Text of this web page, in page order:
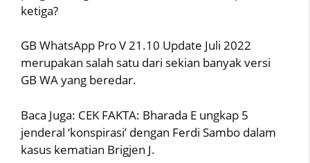
ketiga?
GB WhatsApp Pro V 21.10 Update Juli 2022
merupakan salah satu dari sekian banyak versi
GB WA yang beredar.
Baca Juga: CEK FAKTA: Bharada E ungkap 5
jenderal ‘konspirasi’ dengan Ferdi Sambo dalam
kasus kematian Brigjen J.